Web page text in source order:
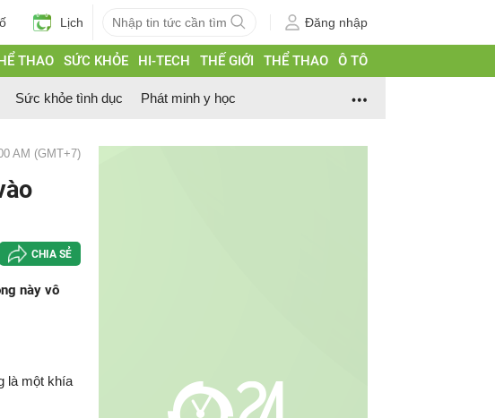
Lịch Đăng nhập
THAO SỨC KHỎE HI-TECH THẾ GIỚI THỂ THAO Ô TÔ
Sức khỏe tình dục Phát minh y học
AM (GMT+7)
CHIA SẺ
này vô
là một khía